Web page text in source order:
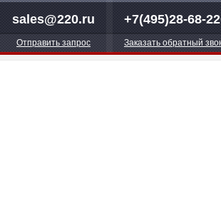
sales@220.ru
Отправить запрос
+7(495)28-68-
Заказать обратный